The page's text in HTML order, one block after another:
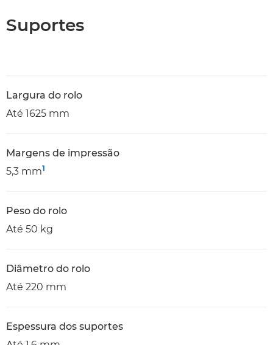
Suportes
Largura do rolo
Até 1625 mm
Margens de impressão
5,3 mm1
Peso do rolo
Até 50 kg
Diâmetro do rolo
Até 220 mm
Espessura dos suportes